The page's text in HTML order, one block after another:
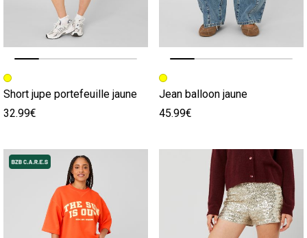
Image précédente
Image suivante
Short jupe portefeuille jaune
32.99€
Image précédente
Image suivante
Jean balloon jaune
45.99€